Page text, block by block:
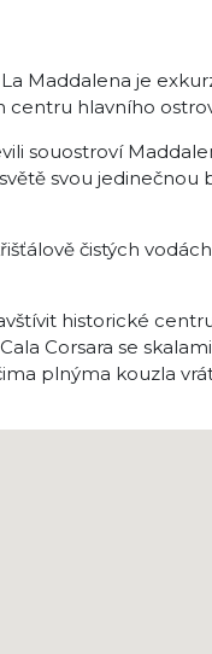
Maddalena je
centru hlavního
souostroví
svou jedinečnou
čistých
historické
Corsara se
plnýma kouzla